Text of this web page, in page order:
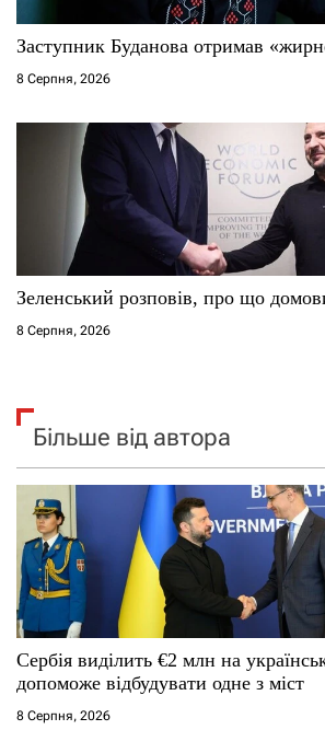
Заступник Буданова отримав
8 Серпня, 2026
Зеленський розповів, про що
8 Серпня, 2026
Більше від автора
Сербія виділить €2 млн на
допоможе відбудувати одне з міст
8 Серпня, 2026